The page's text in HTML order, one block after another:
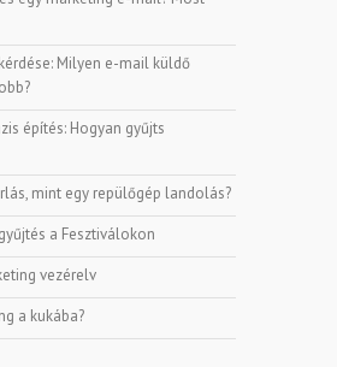
Milyen e-mail küldő
építés: Hogyan gyűjts
mint egy repülőgép landolás?
a Fesztiválokon
vezérelv
a kukába?